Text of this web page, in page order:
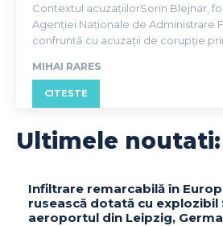
Contextul acuzațiilorSorin Blejnar,
Agenției Naționale de Administrare
confruntă cu acuzații de corupție prin
MIHAI RARES
CITESTE
Ultimele noutati:
Infiltrare remarcabilă în
rusească dotată cu
aeroportul din Leipzig,